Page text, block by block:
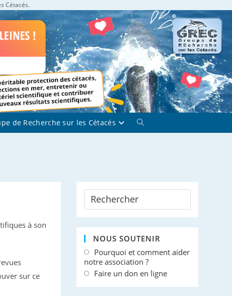
Cétacés.
de Recherche sur les Cétacés Toggle
à son
sur ce
NOUS SOUTENIR
Pourquoi et comment aider
notre association ?
Faire un don en ligne